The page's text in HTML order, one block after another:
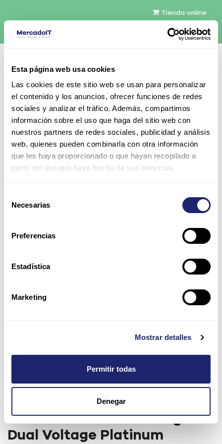
Esta página web usa cookies
Las cookies de este sitio web se usan para personalizar
el contenido y los anuncios, ofrecer funciones de redes
sociales y analizar el tráfico. Además, compartimos
información sobre el uso que haga del sitio web con
nuestros partners de redes sociales, publicidad y análisis
web, quienes pueden combinarla con otra información
que les haya proporcionado o que hayan recopilado a
partir del uso que haya hecho de sus servicios.
Necesarias
Preferencias
Estadística
Marketing
Mostrar detalles
Permitir todas
Denegar
Tienda online
Español
Contáctenos
Todos los productos Componentes
PSU
Platinum
Cisco 2500W AC Hot Plug Dual Voltage Platinum
Cisco 2500W AC Hot Plug
Dual Voltage Platinum